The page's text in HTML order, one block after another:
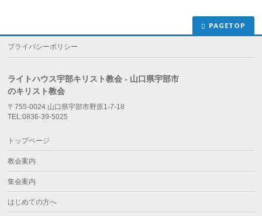
PAGETOP
プライバシーポリシー
ライトハウス宇部キリスト教会 - 山口県宇部市
のキリスト教会
〒755-0024 山口県宇部市野原1-7-18
TEL:0836-39-5025
トップページ
教会案内
集会案内
はじめての方へ